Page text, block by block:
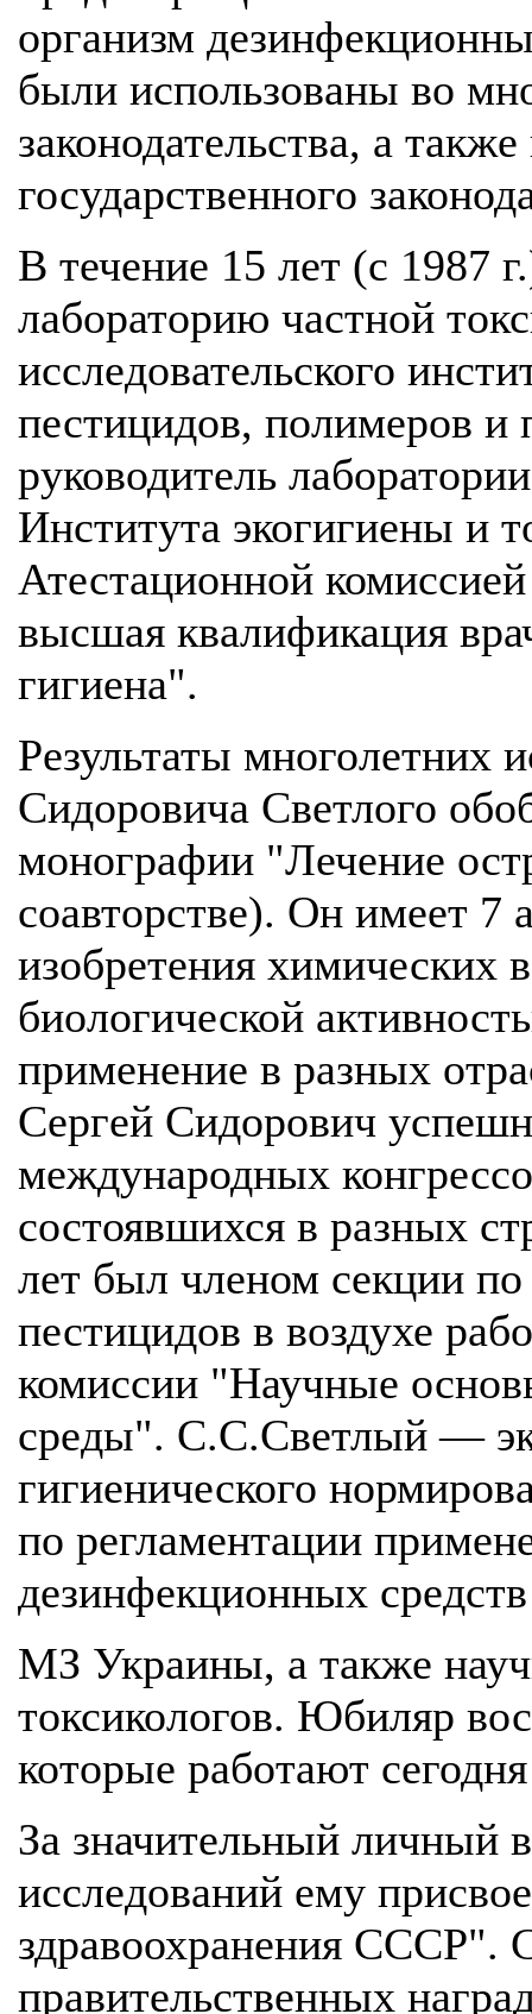
организм
были использованы во
законодательства, а
государственного
В течение 15 лет (с 1987
лабораторию частной
исследовательского
пестицидов, полимеров
руководитель
Института экогигиены и
Атестационной
высшая квалификация
гигиена".
Результаты многолетних
Сидоровича Светлого
монографии "Лечение
соавторстве). Он имеет 7
изобретения химических
биологической
применение в разных
Сергей Сидорович
международных
состоявшихся в разных
лет был членом секции
пестицидов в воздухе
комиссии "Научные
среды". С.С.Светлый —
гигиенического
по регламентации
дезинфекционных средств
МЗ Украины, а также
токсикологов. Юбиляр
которые работают
За значительный личный
исследований ему
здравоохранения СССР".
правительственных